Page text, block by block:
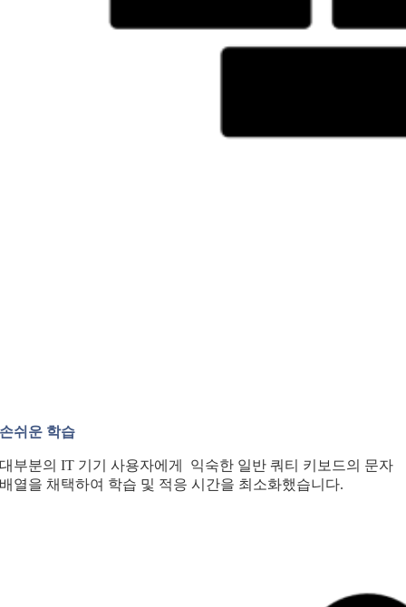
손쉬운 학습
대부분의 IT 기기 사용자에게 익숙한 일반 쿼티 키보드의 문자
배열을 채택하여 학습 및 적응 시간을 최소화했습니다.